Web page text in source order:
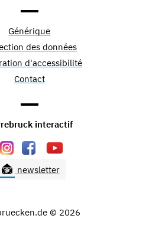
Générique
des données
d'accessibilité
Contact
interactif
newsletter
© 2026